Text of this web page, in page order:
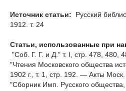
Источник статьи:
Русский
1912. т. 24
Статьи, использованные при
"Соб. Г. Г. и Д." т. I, стр. 478, 480,
"Чтения Московского общества
1902 г., т. 1, стр. 192. — Акты
"Сборник Имп. Русского